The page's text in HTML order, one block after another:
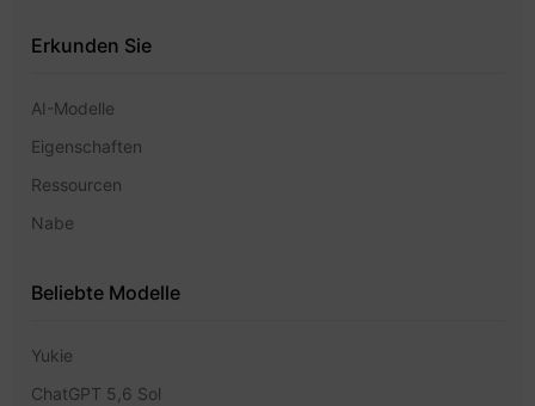
Erkunden Sie
AI-Modelle
Eigenschaften
Ressourcen
Nabe
Beliebte Modelle
Yukie
ChatGPT 5,6 Sol